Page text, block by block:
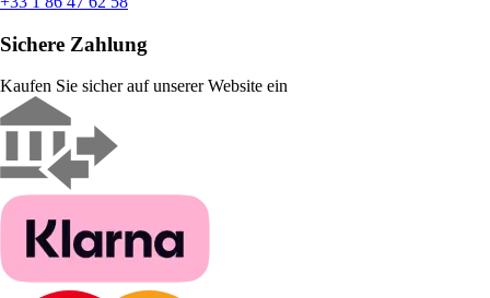
Sichere Zahlung
Kaufen Sie sicher auf unserer Website ein